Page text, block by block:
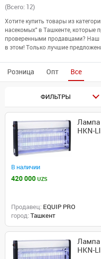
(Всего: 12)
Хотите купить товары из
насекомых" в Ташкенте, которые
проверенными продавцами? Наш
в этом! Только лучшие
Розница Опт Все
ФИЛЬТРЫ
Лампа
HKN-
В наличии
420 000 UZS
Продавец: EQUIP PRO
город: Ташкент
Лампа
HKN-